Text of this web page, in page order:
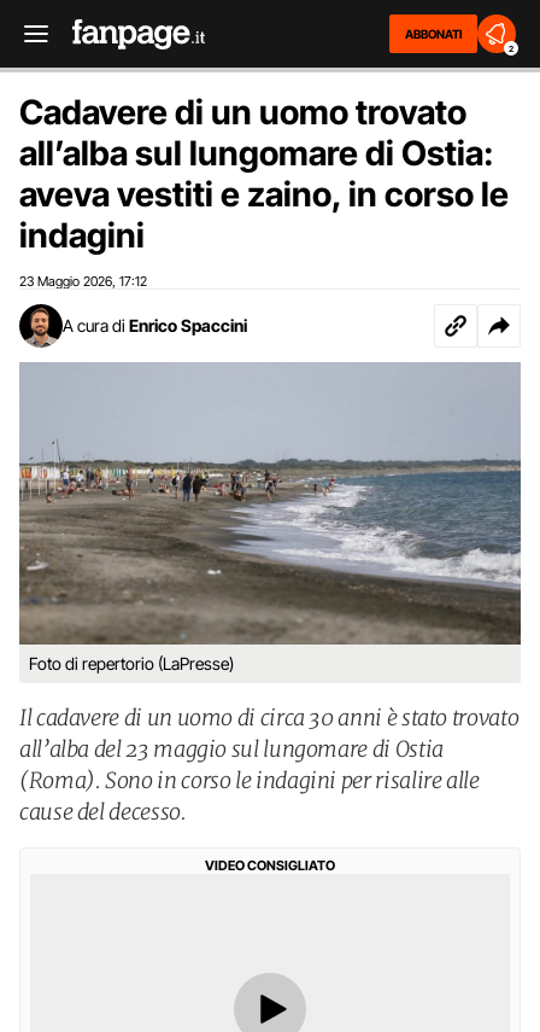
ABBONATI
2
Cadavere di un uomo trovato
all’alba sul lungomare di Ostia:
aveva vestiti e zaino, in corso le
indagini
23 Maggio 2026 17:12
A cura di Enrico Spaccini
Foto di repertorio (LaPresse)
Il cadavere di un uomo di circa 30 anni è stato trovato
all’alba del 23 maggio sul lungomare di Ostia
(Roma). Sono in corso le indagini per risalire alle
cause del decesso.
VIDEO CONSIGLIATO